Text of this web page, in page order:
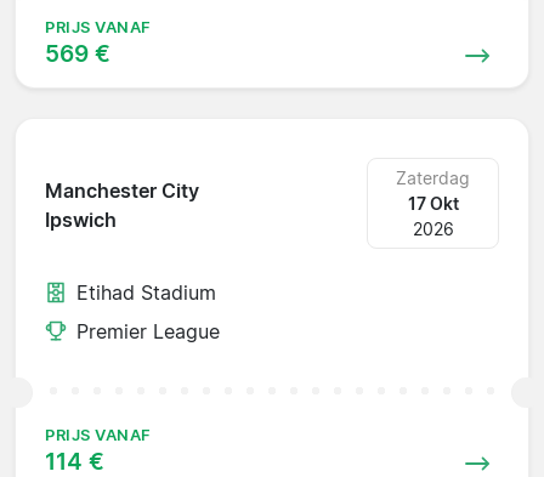
PRIJS VANAF
569 €
Manchester City
Ipswich
Zaterdag
17 Okt
2026
Etihad Stadium
Premier League
PRIJS VANAF
114 €